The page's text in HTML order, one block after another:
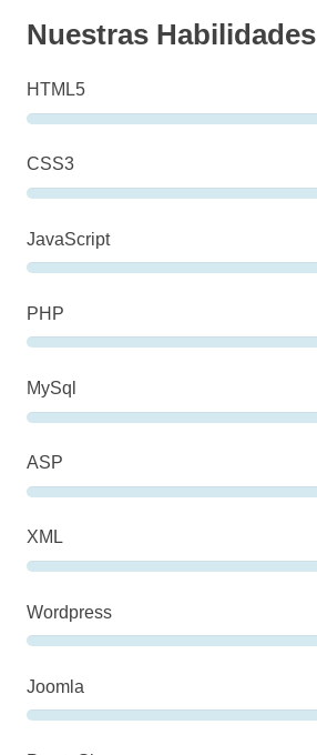
Nuestras Habilidades
HTML5
CSS3
JavaScript
PHP
MySql
ASP
XML
Wordpress
Joomla